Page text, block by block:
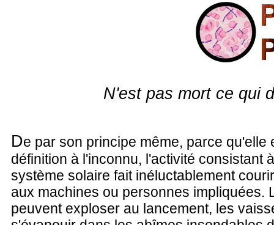
N'est pas mort ce qui
De par son principe même, parce qu'elle
définition à l'inconnu, l'activité consistant
système solaire fait inéluctablement
aux machines ou personnes impliquées.
peuvent exploser au lancement, les